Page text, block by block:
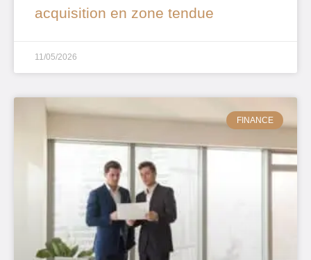
acquisition en zone tendue
11/05/2026
FINANCE